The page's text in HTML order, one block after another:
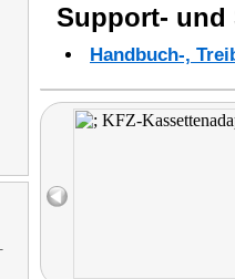
Support- und
Handbuch-,